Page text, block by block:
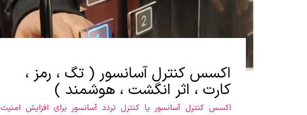
اکسس کنترل آسانسور ( تگ ، رمز ،
کارت ، اثر انگشت ، هوشمند )
اکسس کنترل آسانسور یا کنترل تردد آسانسور برای افزایش امنیت